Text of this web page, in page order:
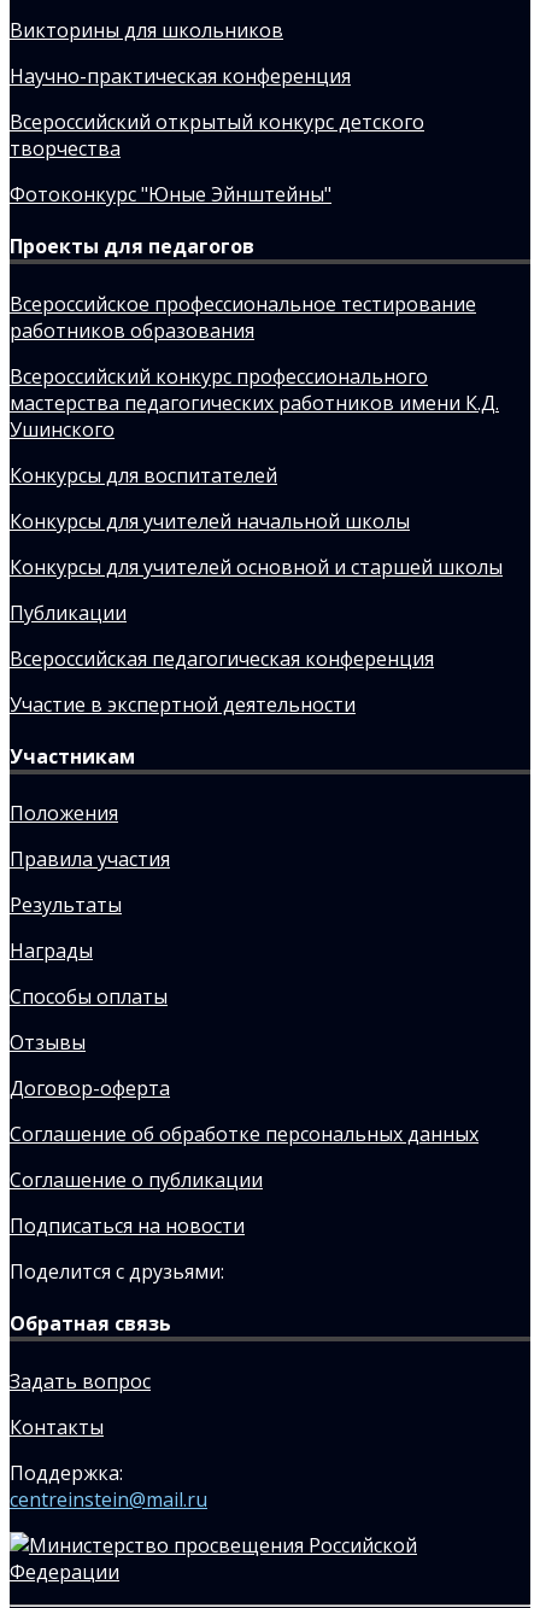
Викторины для школьников
Научно-практическая конференция
Всероссийский открытый конкурс детского
творчества
Фотоконкурс "Юные Эйнштейны"
Проекты для педагогов
Всероссийское профессиональное тестирование
работников образования
Всероссийский конкурс профессионального
мастерства педагогических работников имени К.Д.
Ушинского
Конкурсы для воспитателей
Конкурсы для учителей начальной школы
Конкурсы для учителей основной и старшей школы
Публикации
Всероссийская педагогическая конференция
Участие в экспертной деятельности
Участникам
Положения
Правила участия
Результаты
Награды
Способы оплаты
Отзывы
Договор-оферта
Соглашение об обработке персональных данных
Соглашение о публикации
Подписаться на новости
Поделится с друзьями:
Обратная связь
Задать вопрос
Контакты
Поддержка:
centreinstein@mail.ru